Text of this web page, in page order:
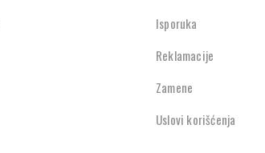
Isporuka
Reklamacije
Zamene
Uslovi korišćenja